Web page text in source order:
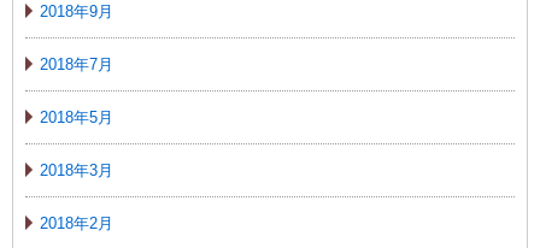
2018年9月
2018年7月
2018年5月
2018年3月
2018年2月